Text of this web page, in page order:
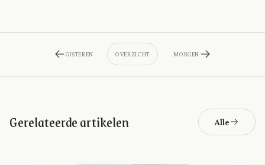
GISTEREN OVERZICHT MORGEN
Gerelateerde artikelen Alle